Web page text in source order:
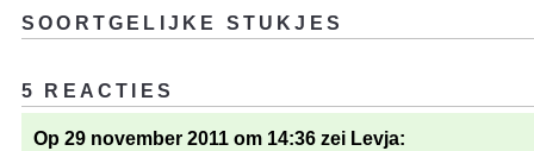
SOORTGELIJKE STUKJES
5 REACTIES
Op 29 november 2011 om 14:36 zei Levja: